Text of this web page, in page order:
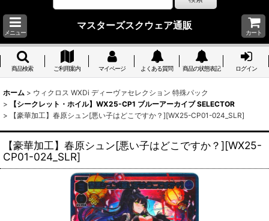
メニュー
マスターズスクウェア通販
カート
商品検索 ご利用案内 マイページ よくある質問 商品の状態表記 ログイン
ホーム > ウィクロス WXDi ディーヴァセレクション 特殊パック
>
【シークレット・ホイル】WX25-CP1 ブルーアーカイブ SELECTOR
>
【豪華加工】春原シュン[悪い子はどこですか？][WX25-CP01-024_SLR]
【豪華加工】春原シュン[悪い子はどこですか？][WX25-
CP01-024_SLR]